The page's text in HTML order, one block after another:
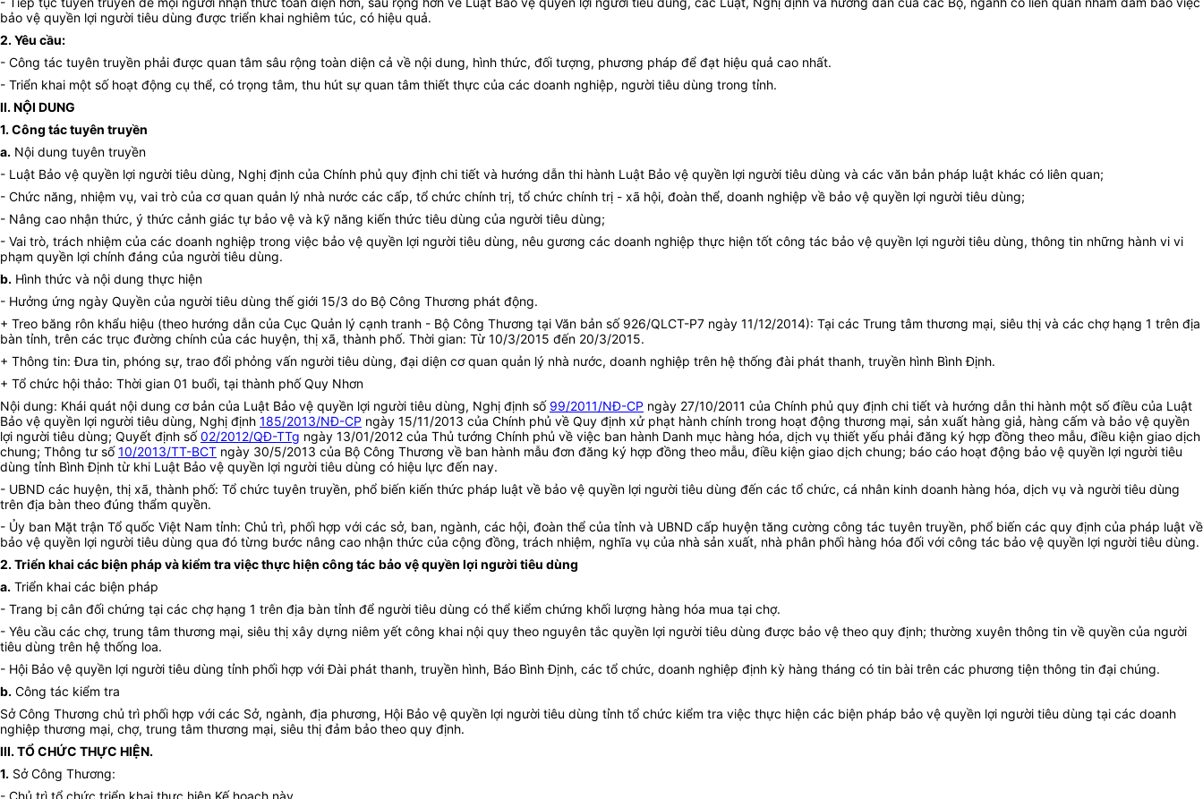
bảo vệ quyền lợi người tiêu dùng được triển khai nghiêm túc, có hiệu quả.
2. Yêu cầu:
- Công tác tuyên truyền phải được quan tâm sâu rộng toàn diện cả về nội dung, hình thức, đối tượng, phương pháp để đạt hiệu quả cao nhất.
- Triển khai một số hoạt động cụ thể, có trọng tâm, thu hút sự quan tâm thiết thực của các doanh nghiệp, người tiêu dùng trong tỉnh.
II. NỘI DUNG
1. Công tác tuyên truyền
a. Nội dung tuyên truyền
- Luật Bảo vệ quyền lợi người tiêu dùng, Nghị định của Chính phủ quy định chi tiết và hướng dẫn thi hành Luật Bảo vệ quyền lợi người tiêu dùng và các văn bản pháp luật khác có liên quan;
- Chức năng, nhiệm vụ, vai trò của cơ quan quản lý nhà nước các cấp, tổ chức chính trị, tổ chức chính trị - xã hội, đoàn thể, doanh nghiệp về bảo vệ quyền lợi người tiêu dùng;
- Nâng cao nhận thức, ý thức cảnh giác tự bảo vệ và kỹ năng kiến thức tiêu dùng của người tiêu dùng;
- Vai trò, trách nhiệm của các doanh nghiệp trong việc bảo vệ quyền lợi người tiêu dùng, nêu gương các doanh nghiệp thực hiện tốt công tác bảo vệ quyền lợi người tiêu dùng, thông tin những hành vi vi
phạm quyền lợi chính đáng của người tiêu dùng.
b. Hình thức và nội dung thực hiện
- Hưởng ứng ngày Quyền của người tiêu dùng thế giới 15/3 do Bộ Công Thương phát động.
+ Treo băng rôn khẩu hiệu (theo hướng dẫn của Cục Quản lý cạnh tranh - Bộ Công Thương tại Văn bản số 926/QLCT-P7 ngày 11/12/2014): Tại các Trung tâm thương mại, siêu thị và các chợ hạng 1 trên địa
bàn tỉnh, trên các trục đường chính của các huyện, thị xã, thành phố. Thời gian: Từ 10/3/2015 đến 20/3/2015.
+ Thông tin: Đưa tin, phóng sự, trao đổi phỏng vấn người tiêu dùng, đại diện cơ quan quản lý nhà nước, doanh nghiệp trên hệ thống đài phát thanh, truyền hình Bình Định.
+ Tổ chức hội thảo: Thời gian 01 buổi, tại thành phố Quy Nhơn
Nội dung: Khái quát nội dung cơ bản của Luật Bảo vệ quyền lợi người tiêu dùng, Nghị định số 99/2011/NĐ-CP ngày 27/10/2011 của Chính phủ quy định chi tiết và hướng dẫn thi hành một số điều của Luật
Bảo vệ quyền lợi người tiêu dùng, Nghị định 185/2013/NĐ-CP ngày 15/11/2013 của Chính phủ về Quy định xử phạt hành chính trong hoạt động thương mại, sản xuất hàng giả, hàng cấm và bảo vệ quyền
lợi người tiêu dùng; Quyết định số02/2012/QĐ-TTg ngày 13/01/2012 của Thủ tướng Chính phủ về việc ban hành Danh mục hàng hóa, dịch vụ thiết yếu phải đăng ký hợp đồng theo mẫu, điều kiện giao dịch
chung; Thông tư số10/2013/TT-BCT ngày 30/5/2013 của Bộ Công Thương về ban hành mẫu đơn đăng ký hợp đồng theo mẫu, điều kiện giao dịch chung; báo cáo hoạt động bảo vệ quyền lợi người tiêu
dùng tỉnh Bình Định từ khi Luật Bảo vệ quyền lợi người tiêu dùng có hiệu lực đến nay.
- UBND các huyện, thị xã, thành phố: Tổ chức tuyên truyền, phổ biến kiến thức pháp luật về bảo vệ quyền lợi người tiêu dùng đến các tổ chức, cá nhân kinh doanh hàng hóa, dịch vụ và người tiêu dùng
trên địa bàn theo đúng thẩm quyền.
- Ủy ban Mặt trận Tổ quốc Việt Nam tỉnh: Chủ trì, phối hợp với các sở, ban, ngành, các hội, đoàn thể của tỉnh và UBND cấp huyện tăng cường công tác tuyên truyền, phổ biến các quy định của pháp luật về
bảo vệ quyền lợi người tiêu dùng qua đó từng bước nâng cao nhận thức của cộng đồng, trách nhiệm, nghĩa vụ của nhà sản xuất, nhà phân phối hàng hóa đối với công tác bảo vệ quyền lợi người tiêu dùng.
2. Triển khai các biện pháp và kiểm tra việc thực hiện công tác bảo vệ quyền lợi người tiêu dùng
a. Triển khai các biện pháp
- Trang bị cân đối chứng tại các chợ hạng 1 trên địa bàn tỉnh để người tiêu dùng có thể kiểm chứng khối lượng hàng hóa mua tại chợ.
- Yêu cầu các chợ, trung tâm thương mại, siêu thị xây dựng niêm yết công khai nội quy theo nguyên tắc quyền lợi người tiêu dùng được bảo vệ theo quy định; thường xuyên thông tin về quyền của người
tiêu dùng trên hệ thống loa.
- Hội Bảo vệ quyền lợi người tiêu dùng tỉnh phối hợp với Đài phát thanh, truyền hình, Báo Bình Định, các tổ chức, doanh nghiệp định kỳ hàng tháng có tin bài trên các phương tiện thông tin đại chúng.
b. Công tác kiểm tra
Sở Công Thương chủ trì phối hợp với các Sở, ngành, địa phương, Hội Bảo vệ quyền lợi người tiêu dùng tỉnh tổ chức kiểm tra việc thực hiện các biện pháp bảo vệ quyền lợi người tiêu dùng tại các doanh
nghiệp thương mại, chợ, trung tâm thương mại, siêu thị đảm bảo theo quy định.
III. TỔ CHỨC THỰC HIỆN.
1. Sở Công Thương:
- Chủ trì tổ chức triển khai thực hiện Kế hoạch này.